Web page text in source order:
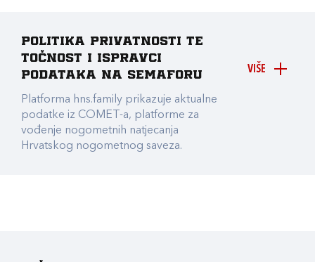
VIŠE
Politika privatnosti te
točnost i ispravci
podataka na Semaforu
Platforma hns.family prikazuje aktualne
podatke iz COMET-a, platforme za
vođenje nogometnih natjecanja
Hrvatskog nogometnog saveza.